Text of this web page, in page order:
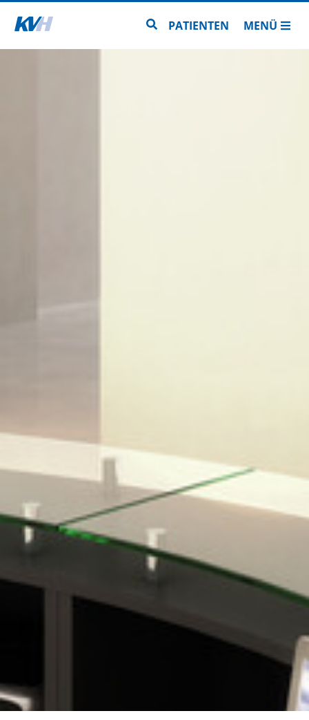
Zur Startseite Zur Seitensuche
PATIENTEN MENÜ